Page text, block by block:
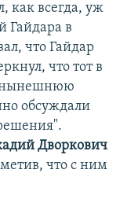
как всегда, уж
Гайдара в
что Гайдар
что тот в
нынешнюю
обсуждали
Дворкович
что с ним